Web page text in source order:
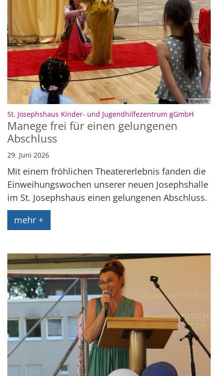
© TKJSJ-EV
St. Josephshaus Kinder- und Jugendhilfezentrum gGmbH
Manege frei für einen gelungenen
Abschluss
29. Juni 2026
Mit einem fröhlichen Theatererlebnis fanden die
Einweihungswochen unserer neuen Josephshalle
im St. Josephshaus einen gelungenen Abschluss.
mehr +